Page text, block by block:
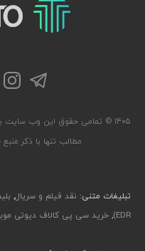
تکراتو – زندگی با تکنولوژی
تلگرام
۱۴۰۵ © تمامی حقوق این وب سایت برای
مطالب تنها با ذکر
تبلیغات متنی: نقد فیلم و سریال,
EDR)
,خرید سی پی کالاف دیوتی